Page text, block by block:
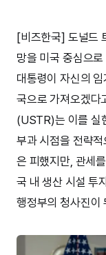
[비즈한국] 도널드
망을 미국 중심으
대통령이 자신의
국으로 가져오겠다
(USTR)는 이를 실
부과 시점을 전략
은 피했지만, 관세
국 내 생산 시설 투
행정부의 청사진이